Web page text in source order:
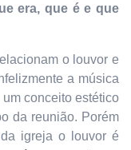
era, que é e que
o louvor e
a música
conceito estético
da reunião. Porém
igreja o louvor é